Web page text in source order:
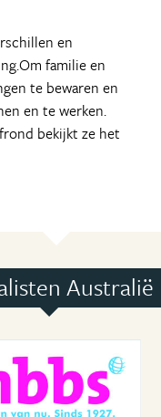
en
familie en
te bewaren en
en te werken.
bekijkt ze het
Australië